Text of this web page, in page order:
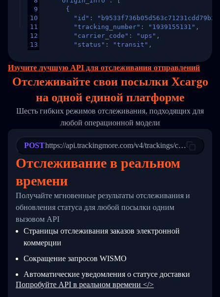
9
10
11
12
13
16
17
19
21
24
26
27
28
29
30
33
34
      {
"id":
        "tracking_number": "1939155131",
        "carrier_code": "ups",
        "status": "transit",
        "itemTimeLength": 2,
        "weblink": "",
        "trackinfo": [
          {
            "Date": "2017-03-08 04: 22: 00",
"StatusDescription": "Departed
          },
          {
            "Date": "2017-03-06 15:28:00",
"StatusDescription": "Shipment
"Details": "BEIJING-
          }
        ]
  }
}
Изучите лучшую API для отслеживания отправлений
Отслеживайте свои посылки Xcargo
на однойединой платформе
Шесть гибких режимов отслеживания, подходящих для
любой операционной модели
POSThttps://api.trackingmore.com/v4/trackings/create
Отслеживание в реальном
времени
Получайте мгновенные результаты отслеживания и
обновления статуса для любой посылки одним
вызовом API
Страницы отслеживания заказов электронной
коммерции
Сокращение запросов WISMO
Автоматические уведомления о статусе доставки
Попробуйте API в реальном времени </>